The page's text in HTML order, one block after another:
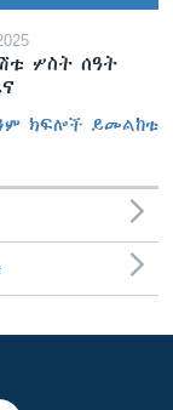
ሦስት ሰዓት
ክፍሎች ይመልከቱ